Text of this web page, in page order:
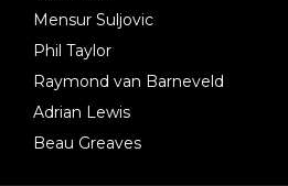
Mensur Suljovic
Phil Taylor
Raymond van Barneveld
Adrian Lewis
Beau Greaves